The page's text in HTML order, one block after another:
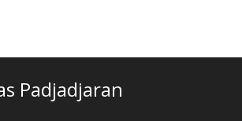
Padjadjaran